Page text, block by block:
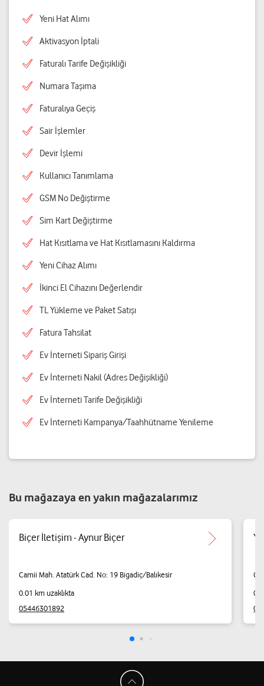
Yeni Hat Alımı
Aktivasyon İptali
Faturalı Tarife Değişikliği
Numara Taşıma
Faturalıya Geçiş
Sair İşlemler
Devir İşlemi
Kullanıcı Tanımlama
GSM No Değiştirme
Sim Kart Değiştirme
Hat Kısıtlama ve Hat Kısıtlamasını Kaldırma
Yeni Cihaz Alımı
İkinci El Cihazını Değerlendir
TL Yükleme ve Paket Satışı
Fatura Tahsilat
Ev İnterneti Sipariş Girişi
Ev İnterneti Nakil (Adres Değişikliği)
Ev İnterneti Tarife Değişikliği
Ev İnterneti Kampanya/Taahhütname Yenileme
Bu mağazaya en yakın mağazalarımız
Biçer İletişim - Aynur Biçer
Camii Mah. Atatürk Cad. No: 19 Bigadiç/Balıkesir
0.01 km uzaklıkta
05446301892